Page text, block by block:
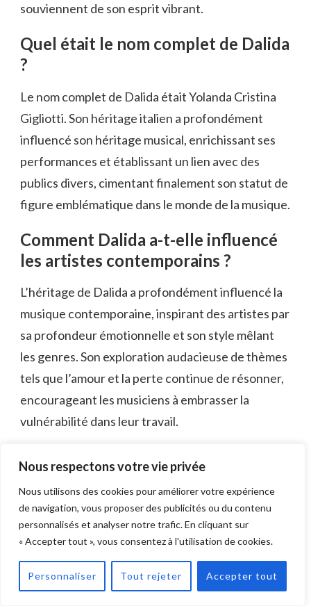
Nous respectons votre vie privée
Nous utilisons des cookies pour améliorer votre expérience
de navigation, vous proposer des publicités ou du contenu
personnalisés et analyser notre trafic. En cliquant sur
« Accepter tout », vous consentez à l'utilisation de cookies.
Personnaliser Tout rejeter Accepter tout
souviennent de son esprit vibrant.
Quel était le nom complet de Dalida
?
Le nom complet de Dalida était Yolanda Cristina
Gigliotti. Son héritage italien a profondément
influencé son héritage musical, enrichissant ses
performances et établissant un lien avec des
publics divers, cimentant finalement son statut de
figure emblématique dans le monde de la musique.
Comment Dalida a-t-elle influencé
les artistes contemporains ?
L’héritage de Dalida a profondément influencé la
musique contemporaine, inspirant des artistes par
sa profondeur émotionnelle et son style mêlant
les genres. Son exploration audacieuse de thèmes
tels que l’amour et la perte continue de résonner,
encourageant les musiciens à embrasser la
vulnérabilité dans leur travail.
Où est enterrée Dalida ?
Dalida repose paisiblement dans un site funéraire
serein, où les personnes en deuil lui rendent
hommage. Son hommage mémorial captive les
sur la musique et la culture, assurant que son
héritage brille intensément dans les mémoires.